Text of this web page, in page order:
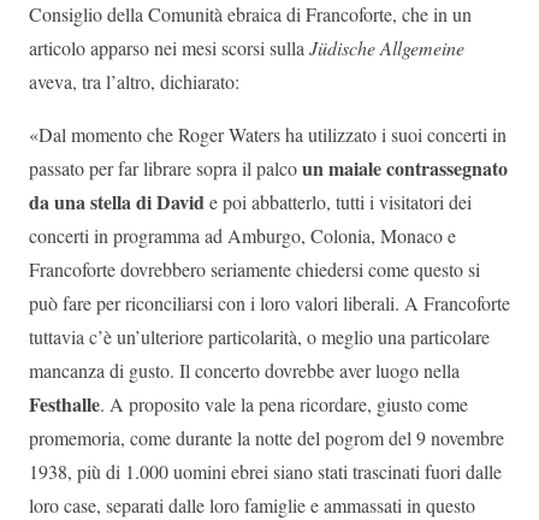
Consiglio della Comunità ebraica di Francoforte, che in un
articolo apparso nei mesi scorsi sullaJüdische Allgemeine
aveva, tra l’altro, dichiarato:
«Dal momento che Roger Waters ha utilizzato i suoi concerti in
passato per far librare sopra il palcoun maiale contrassegnato
da una stella di Davide poi abbatterlo, tutti i visitatori dei
concerti in programma ad Amburgo, Colonia, Monaco e
Francoforte dovrebbero seriamente chiedersi come questo si
può fare per riconciliarsi con i loro valori liberali. A Francoforte
tuttavia c’è un’ulteriore particolarità, o meglio una particolare
mancanza di gusto. Il concerto dovrebbe aver luogo nella
Festhalle. A proposito vale la pena ricordare, giusto come
promemoria, come durante la notte del pogrom del 9 novembre
1938, più di 1.000 uomini ebrei siano stati trascinati fuori dalle
loro case, separati dalle loro famiglie e ammassati in questo